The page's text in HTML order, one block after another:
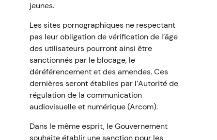
jeunes.
Les sites pornographiques ne respectant
pas leur obligation de vérification de l’âge
des utilisateurs pourront ainsi être
sanctionnés par le blocage, le
déréférencement et des amendes. Ces
dernières seront établies par l’Autorité de
régulation de la communication
audiovisuelle et numérique (Arcom).
Dans le même esprit, le Gouvernement
souhaite établir une sanction pour les